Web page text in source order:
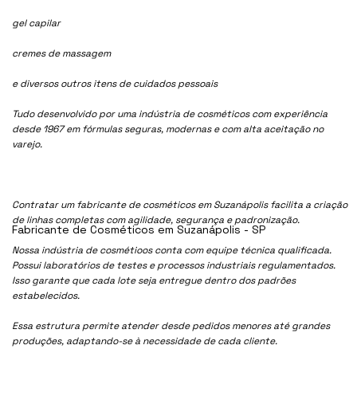
gel capilar
cremes de massagem
e diversos outros itens de cuidados pessoais
Tudo desenvolvido por uma indústria de cosméticos com experiência
desde 1967 em fórmulas seguras, modernas e com alta aceitação no
varejo.
Contratar um fabricante de cosméticos em Suzanápolis facilita a criação
de linhas completas com agilidade, segurança e padronização.
Nossa indústria de cosmétioos conta com equipe técnica qualificada.
Possui laboratórios de testes e processos industriais regulamentados.
Isso garante que cada lote seja entregue dentro dos padrões
estabelecidos.
Essa estrutura permite atender desde pedidos menores até grandes
produções, adaptando-se à necessidade de cada cliente.
Fabricante de Cosméticos em Suzanápolis - SP